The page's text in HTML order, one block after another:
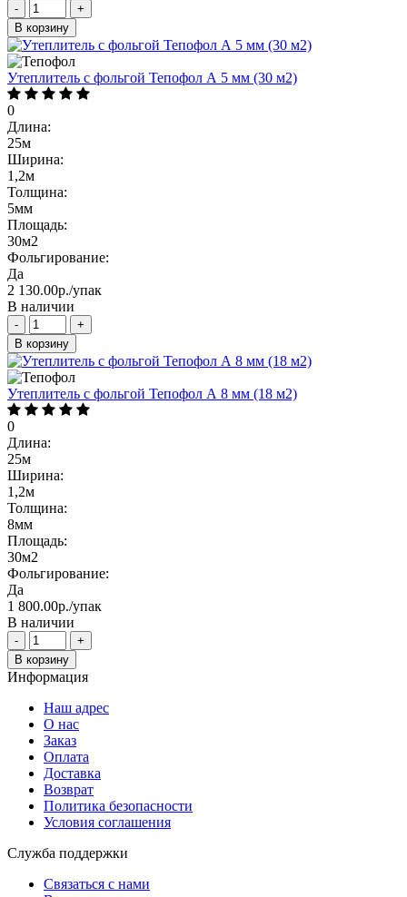
-
+
В корзину
Утеплитель с фольгой Тепофол А 5 мм (30 м2)
0
Длина:
25м
Ширина:
1,2м
Толщина:
5мм
Площадь:
30м2
Фольгирование:
Да
2 130.00р./упак
В наличии
-
+
В корзину
Утеплитель с фольгой Тепофол А 8 мм (18 м2)
0
Длина:
25м
Ширина:
1,2м
Толщина:
8мм
Площадь:
30м2
Фольгирование:
Да
1 800.00р./упак
В наличии
-
+
В корзину
Информация
Наш адрес
О нас
Заказ
Оплата
Доставка
Возврат
Политика безопасности
Условия соглашения
Служба поддержки
Связаться с нами